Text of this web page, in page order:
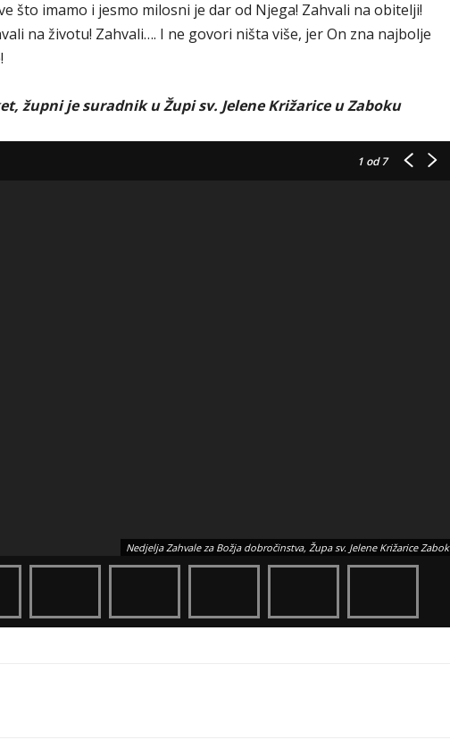
što imamo i jesmo milosni je dar od Njega! Zahvali na obitelji!
na životu! Zahvali…. I ne govori ništa više, jer On zna najbolje
župni je suradnik u Župi sv. Jelene Križarice u Zaboku
1 od 7
Nedjelja Zahvale za Božja dobročinstva, Župa sv. Jelene Križarice Zabok